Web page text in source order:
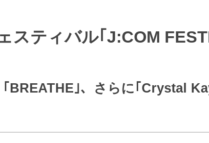
ート
各種お手続き
訪問・窓口
契約関連
スティバル｢J:COM
BREATHE｣、さらに｢Crystal